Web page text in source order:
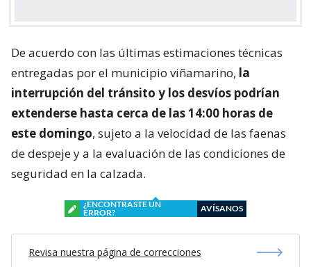
De acuerdo con las últimas estimaciones técnicas
entregadas por el municipio viñamarino, la
interrupción del tránsito y los desvíos podrían
extenderse hasta cerca de las 14:00 horas de
este domingo, sujeto a la velocidad de las faenas
de despeje y a la evaluación de las condiciones de
seguridad en la calzada.
¿ENCONTRASTE UN
ERROR?
AVÍSANOS
Revisa nuestra página de correcciones